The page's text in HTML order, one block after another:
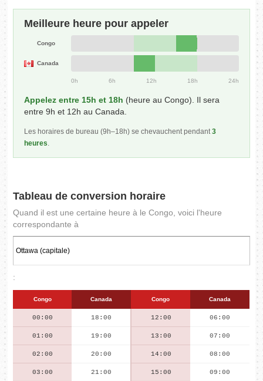
Meilleure heure pour appeler
Congo
Canada
0h 6h 12h 18h 24h
Appelez entre 15h et 18h (heure au Congo). Il sera
entre 9h et 12h au Canada.
Les horaires de bureau (9h–18h) se chevauchent pendant3
heures.
Tableau de conversion horaire
Quand il est une certaine heure à le Congo, voici l'heure
correspondante à
:
Congo Canada Congo Canada
00:00 18:00 12:00 06:00
01:00 19:00 13:00 07:00
02:00 20:00 14:00 08:00
03:00 21:00 15:00 09:00